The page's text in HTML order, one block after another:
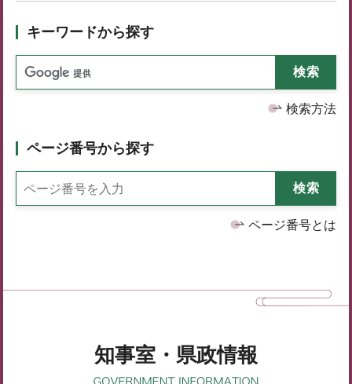
キーワードから探す
検索方法
ページ番号から探す
ページ番号とは
知事室・県政情報